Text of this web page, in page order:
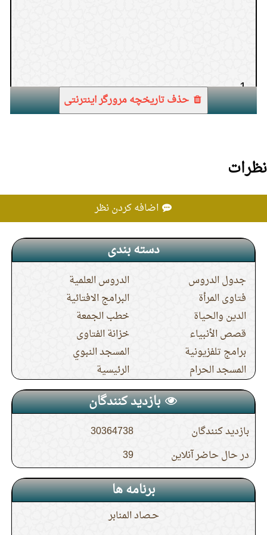
حذف تاریخچه مرورگر اینترنتی
نظرات
اضافه کردن نظر
دسته بندی
جدول الدروس
الدروس العلمية
فتاوى المرأة
البرامج الافتائية
الدين والحياة
خطب الجمعة
قصص الأنبياء
خزانة الفتاوى
برامج تلفزيونية
المسجد النبوي
المسجد الحرام
الرئيسية
بازدید کنندگان
بازدید کنندگان
30364738
در حال حاضر آنلاین
39
برنامه ها
حـصاد المنابر